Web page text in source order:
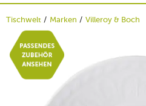
Tischwelt Marken Villeroy & Boch